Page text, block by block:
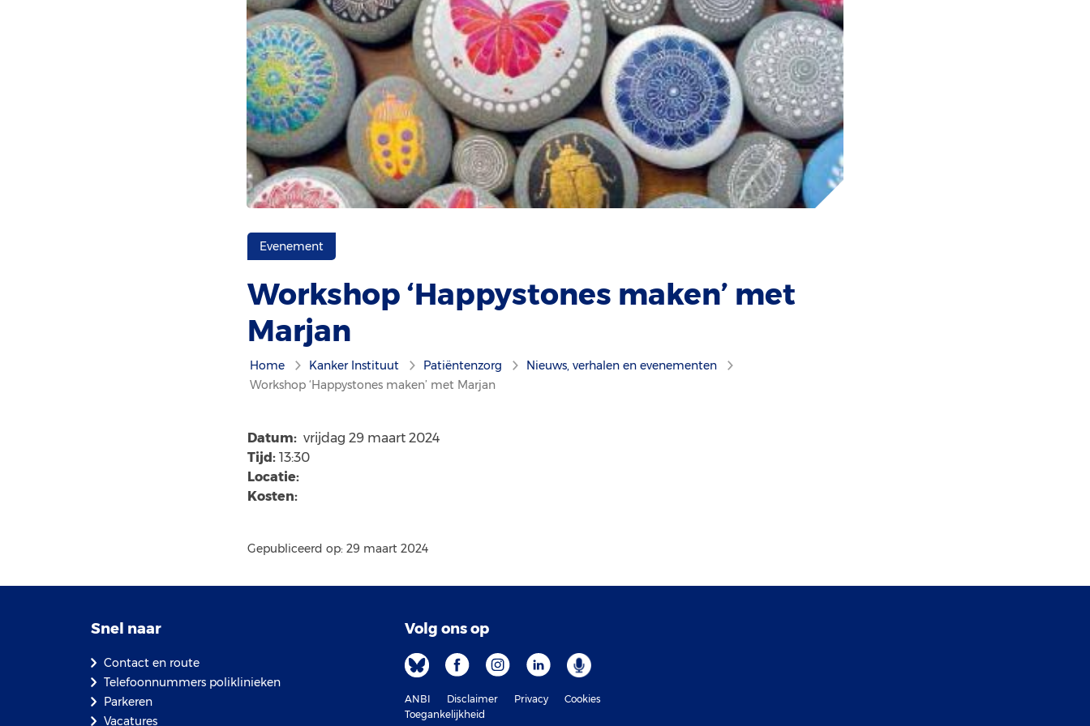
Evenement
Workshop ‘Happystones maken’ met
Marjan
Home Kanker Instituut Patiëntenzorg
Nieuws, verhalen en evenementen
Workshop ‘Happystones maken’ met Marjan
Datum: vrijdag 29 maart 2024
Tijd:13:30
Locatie:
Kosten:
Gepubliceerd op: 29 maart 2024
Snel naar
Contact en route
Telefoonnummers poliklinieken
Parkeren
Vacatures
Volg ons op
ANBI Disclaimer Privacy
Cookies
Toegankelijkheid